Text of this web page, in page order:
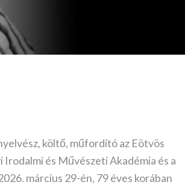
költő, műfordító az Eötvös
és Művészeti Akadémia és a
március 29-én, 79 éves korában